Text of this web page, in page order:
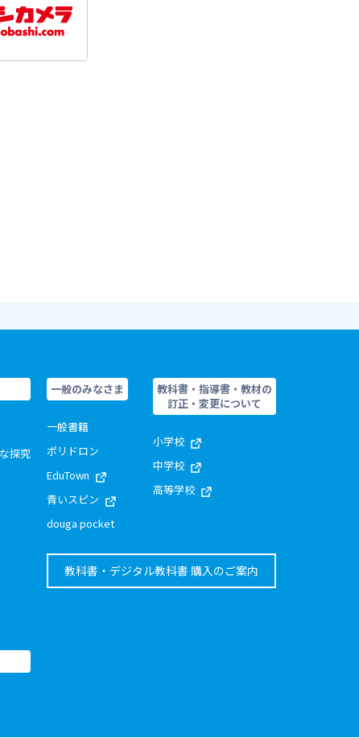
探究
一般のみなさま
一般書籍
ポリドロン
EduTown
青いスピン
douga pocket
教科書・指導書・教材の
訂正・変更について
小学校
中学校
高等学校
教科書・デジタル教科書 購入のご案内